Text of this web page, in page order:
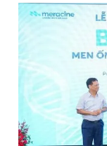
Đọc Thanh